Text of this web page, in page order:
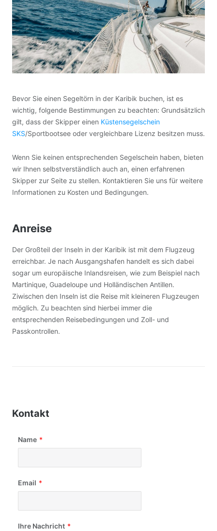
Bevor Sie einen Segeltörn in der Karibik buchen, ist es
wichtig, folgende Bestimmungen zu beachten: Grundsätzlich
gilt, dass der Skipper einen Küstensegelschein
SKS/Sportbootsee oder vergleichbare Lizenz besitzen muss.
Wenn Sie keinen entsprechenden Segelschein haben, bieten
wir Ihnen selbstverständlich auch an, einen erfahrenen
Skipper zur Seite zu stellen. Kontaktieren Sie uns für weitere
Informationen zu Kosten und Bedingungen.
Anreise
Der Großteil der Inseln in der Karibik ist mit dem Flugzeug
erreichbar. Je nach Ausgangshafen handelt es sich dabei
sogar um europäische Inlandsreisen, wie zum Beispiel nach
Martinique, Guadeloupe und Holländischen Antillen.
Ziwischen den Inseln ist die Reise mit kleineren Flugzeugen
möglich. Zu beachten sind hierbei immer die
entsprechenden Reisebedingungen und Zoll- und
Passkontrollen.
Kontakt
Name *
Email *
Ihre Nachricht *